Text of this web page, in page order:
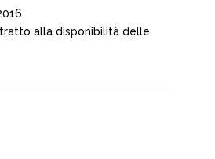
alla disponibilità delle